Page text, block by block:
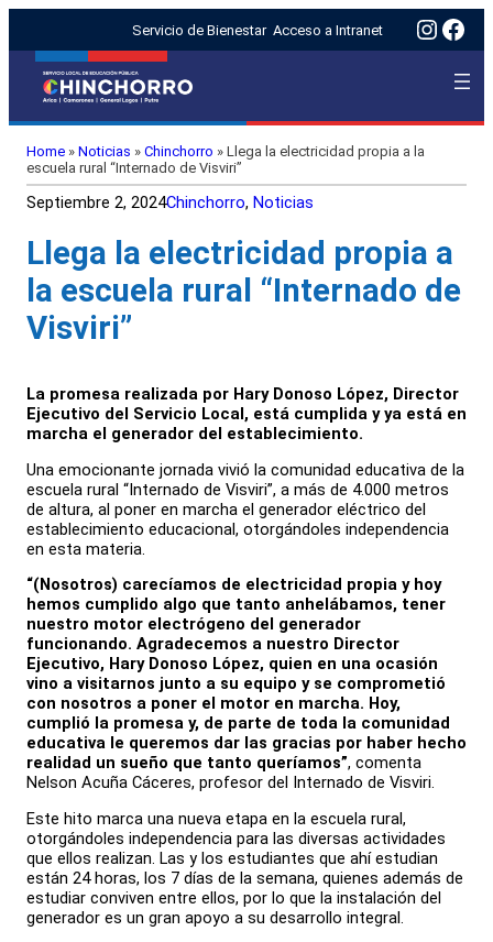
Servicio de Bienestar Acceso a Intranet
Home » Noticias » Chinchorro » Llega la electricidad propia a la
escuela rural “Internado de Visviri”
Septiembre 2, 2024Chinchorro, Noticias
Llega la electricidad propia a
la escuela rural “Internado de
Visviri”
La promesa realizada por Hary Donoso López, Director
Ejecutivo del Servicio Local, está cumplida y ya está en
marcha el generador del establecimiento.
Una emocionante jornada vivió la comunidad educativa de la
escuela rural “Internado de Visviri”, a más de 4.000 metros
de altura, al poner en marcha el generador eléctrico del
establecimiento educacional, otorgándoles independencia
en esta materia.
“(Nosotros) carecíamos de electricidad propia y hoy
hemos cumplido algo que tanto anhelábamos, tener
nuestro motor electrógeno del generador
funcionando. Agradecemos a nuestro Director
Ejecutivo, Hary Donoso López, quien en una ocasión
vino a visitarnos junto a su equipo y se comprometió
con nosotros a poner el motor en marcha. Hoy,
cumplió la promesa y, de parte de toda la comunidad
educativa le queremos dar las gracias por haber hecho
realidad un sueño que tanto queríamos”, comenta
Nelson Acuña Cáceres, profesor del Internado de Visviri.
Este hito marca una nueva etapa en la escuela rural,
otorgándoles independencia para las diversas actividades
que ellos realizan. Las y los estudiantes que ahí estudian
están 24 horas, los 7 días de la semana, quienes además de
estudiar conviven entre ellos, por lo que la instalación del
generador es un gran apoyo a su desarrollo integral.